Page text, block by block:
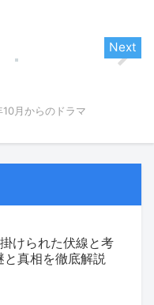
10月からのドラマ
けられた伏線と考
真相を徹底解説